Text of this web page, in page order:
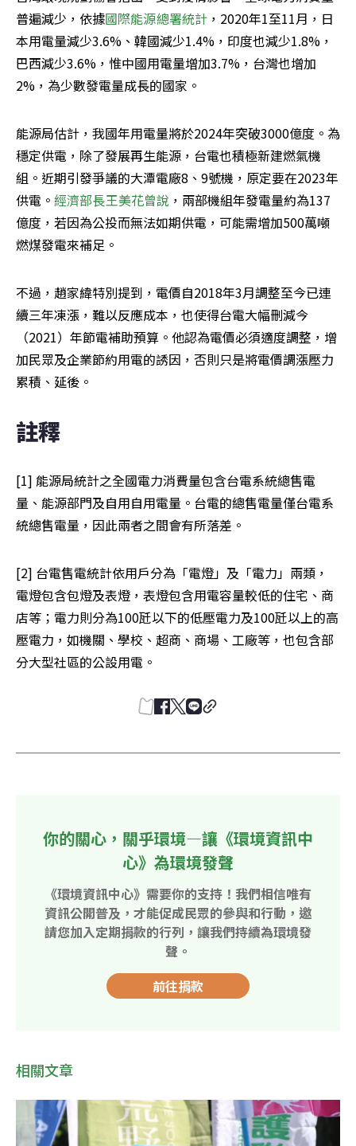
普遍減少，依據國際能源總署統計 ，2020年1至11月，日
本用電量減少3.6%、韓國減少1.4%，印度也減少1.8%，
巴西減少3.6%，惟中國用電量增加3.7%，台灣也增加
2%，為少數發電量成長的國家。
能源局估計，我國年用電量將於2024年突破3000億度。為
穩定供電，除了發展再生能源，台電也積極新建燃氣機
組。近期引發爭議的大潭電廠8、9號機，原定要在2023年
供電。 經濟部長王美花曾說 ，兩部機組年發電量約為137
億度，若因為公投而無法如期供電，可能需增加500萬噸
燃煤發電來補足。
不過，趙家緯特別提到，電價自2018年3月調整至今已連
續三年凍漲，難以反應成本，也使得台電大幅刪減今
（2021）年節電補助預算。他認為電價必須適度調整，增
加民眾及企業節約用電的誘因，否則只是將電價調漲壓力
累積、延後。
註釋
[1] 能源局統計之全國電力消費量包含台電系統總售電
量、能源部門及自用自用電量。台電的總售電量僅台電系
統總售電量，因此兩者之間會有所落差。
[2] 台電售電統計依用戶分為「電燈」及「電力」兩類，
電燈包含包燈及表燈，表燈包含用電容量較低的住宅、商
店等；電力則分為100瓩以下的低壓電力及100瓩以上的高
壓電力，如機關、學校、超商、商場、工廠等，也包含部
分大型社區的公設用電。
你的關心，關乎環境—讓《環境資訊中
心》為環境發聲
《環境資訊中心》需要你的支持！我們相信唯有
資訊公開普及，才能促成民眾的參與和行動，邀
請您加入定期捐款的行列，讓我們持續為環境發
聲。
前往捐款
相關文章